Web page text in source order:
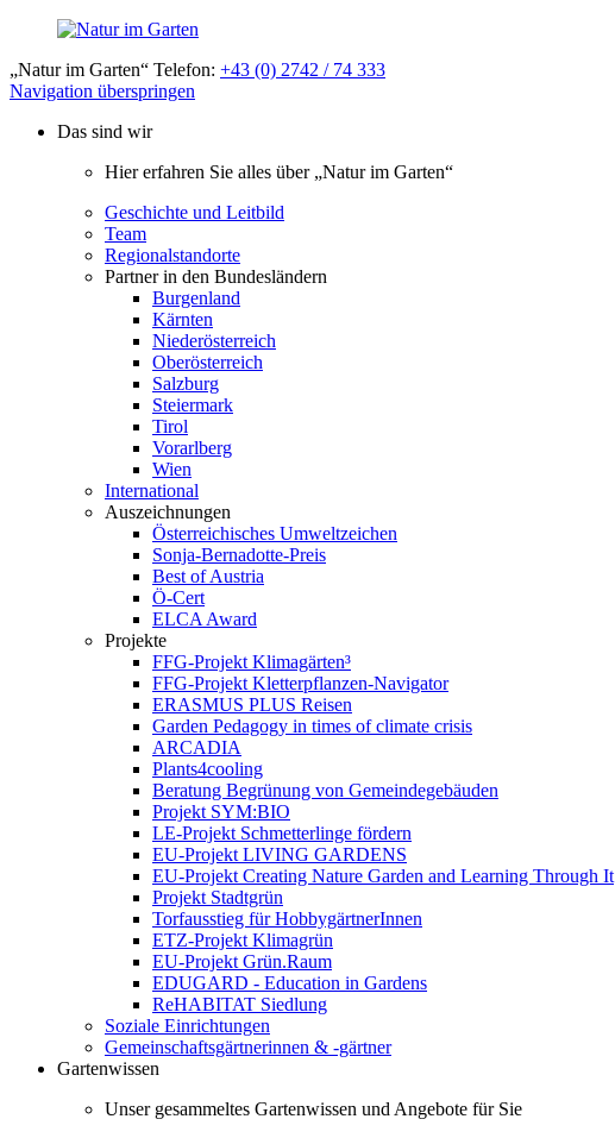
„Natur im Garten“ Telefon: +43 (0) 2742 / 74 333
Navigation überspringen
Das sind wir
Hier erfahren Sie alles über „Natur im Garten“
Geschichte und Leitbild
Team
Regionalstandorte
Partner in den Bundesländern
Burgenland
Kärnten
Niederösterreich
Oberösterreich
Salzburg
Steiermark
Tirol
Vorarlberg
Wien
International
Auszeichnungen
Österreichisches Umweltzeichen
Sonja-Bernadotte-Preis
Best of Austria
Ö-Cert
ELCA Award
Projekte
FFG-Projekt Klimagärten³
FFG-Projekt Kletterpflanzen-Navigator
ERASMUS PLUS Reisen
Garden Pedagogy in times of climate crisis
ARCADIA
Plants4cooling
Beratung Begrünung von Gemeindegebäuden
Projekt SYM:BIO
LE-Projekt Schmetterlinge fördern
EU-Projekt LIVING GARDENS
EU-Projekt Creating Nature Garden and Learning Through It
Projekt Stadtgrün
Torfausstieg für HobbygärtnerInnen
ETZ-Projekt Klimagrün
EU-Projekt Grün.Raum
EDUGARD - Education in Gardens
ReHABITAT Siedlung
Soziale Einrichtungen
Gemeinschaftsgärtnerinnen & -gärtner
Gartenwissen
Unser gesammeltes Gartenwissen und Angebote für Sie